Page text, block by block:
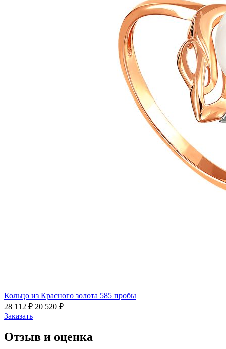
Кольцо из Красного золота 585 пробы
28 112 ₽ 20 520 ₽
Заказать
Отзыв и оценка